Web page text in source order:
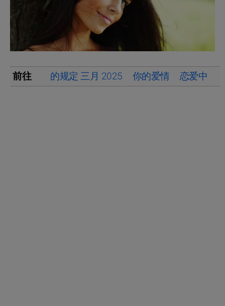
前往 的规定 三月 2025 你的爱情 恋爱中